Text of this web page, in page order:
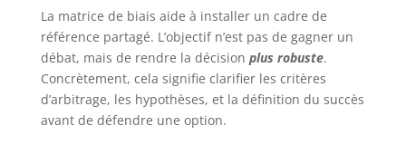
La matrice de biais aide à installer un cadre de
référence partagé. L’objectif n’est pas de gagner un
débat, mais de rendre la décision plus robuste.
Concrètement, cela signifie clarifier les critères
d’arbitrage, les hypothèses, et la définition du succès
avant de défendre une option.